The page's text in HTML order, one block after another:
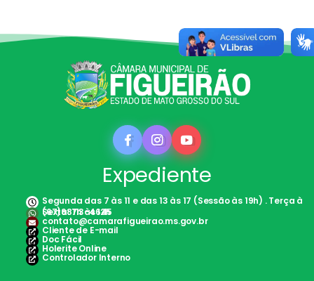
Expediente
Segunda das 7 às 11 e das 13 às 17 (Sessão às 19h) . Terça à
Sexta: 7h às 12h
(67)98113-4645
contato@camarafigueirao.ms.gov.br
Cliente de E-mail
Doc Fácil
Holerite Online
Controlador Interno